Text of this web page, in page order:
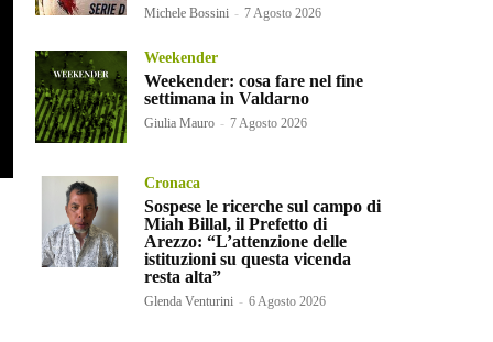
Michele Bossini - 7 Agosto 2026
Weekender
Weekender: cosa fare nel fine
settimana in Valdarno
Giulia Mauro - 7 Agosto 2026
Cronaca
Sospese le ricerche sul campo di
Miah Billal, il Prefetto di
Arezzo: “L’attenzione delle
istituzioni su questa vicenda
resta alta”
Glenda Venturini - 6 Agosto 2026